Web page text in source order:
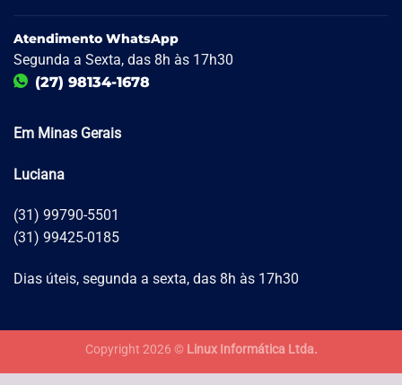
Atendimento WhatsApp
Segunda a Sexta, das 8h às 17h30
(27) 98134-1678
Em Minas Gerais
Luciana
(31) 99790-5501
(31) 99425-0185
Dias úteis, segunda a sexta, das 8h às 17h30
Copyright 2026 © Linux Informática Ltda.